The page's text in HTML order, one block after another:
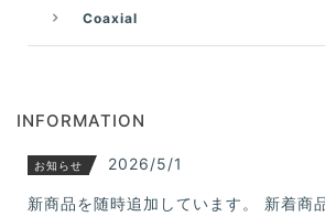
Coaxial
INFORMATION
お知らせ 2026/5/1
新商品を随時追加しています。 新着商